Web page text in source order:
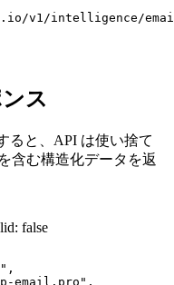
v1/intelligence/
ス
ると、API は使い捨て
含む構造化データを返
: false
email.pro",